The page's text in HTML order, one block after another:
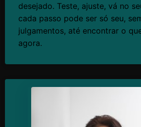
desejado. Teste, ajuste, vá no
cada passo pode ser só seu,
julgamentos, até encontrar o
agora.